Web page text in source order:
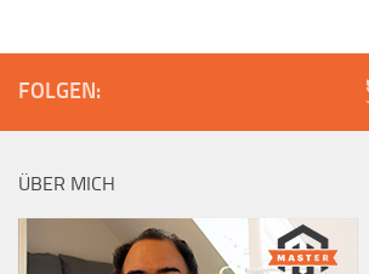
FOLGEN:
ÜBER MICH